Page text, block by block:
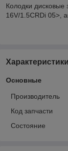
Колодки дисковые
16V/1.5CRDi 05>,
Характеристики
Основные
Производитель
Код запчасти
Состояние